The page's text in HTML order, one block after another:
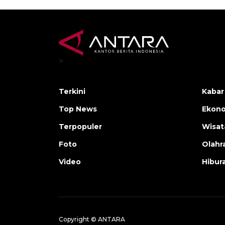
>
Terkini
Top News
Terpopuler
Foto
Video
Copyright © ANTARA